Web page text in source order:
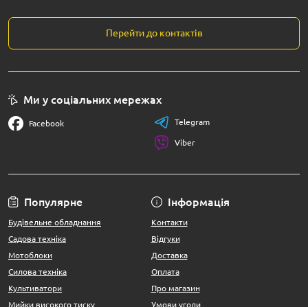
Перейти до контактів
Популярне
Будівельне обладнання
Садова техніка
Мотоблоки
Силова техніка
Культиватори
Мийки високого тиску
Інформація
Контакти
Відгуки
Доставка
Оплата
Про магазин
Умови угоди
Ми у соціальних мережах
Facebook Telegram
Viber